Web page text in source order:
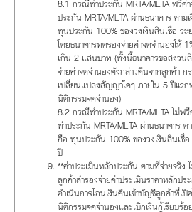
8.1 กรณีทำประกัน MRTA/MLTA ฟรีค่
ประกัน MRTA/MLTA ผ่านธนาคาร ตาม
ทุนประกัน 100% ของวงเงินสินเชื่อ ร
โดยธนาคารทดรองจ่ายค่าจดจำนองให้
เกิน 2 แสนบาท (ทั้งนี้ธนาคารขอสงวนสิ
จ่ายค่าจดจำนองดังกล่าวคืนจากลูกค้า
เปลี่ยนแปลงสัญญาใดๆ ภายใน 5 ปีแร
นิติกรรมจดจำนอง)
8.2 กรณีทำประกัน MRTA/MLTA ไม่ฟ
ทำประกัน MRTA/MLTA ผ่านธนาคาร ต
คือ ทุนประกัน 100% ของวงเงินสินเชื่
ปี
**ค่าประเมินหลักประกัน ตามที่จ่ายจริง
ลูกค้าสำรองจ่ายค่าประเมินราคาหลักป
ดำเนินการโอนเงินคืนเข้าบัญชีลูกค้าที่เปิ
นิติกรรมจดจำนองและเบิกเงินกู้เรียบร้อ